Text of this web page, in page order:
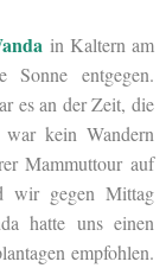
in Kaltern am
entgegen.
es an der Zeit, die
kein Wandern
Mammuttour auf
wir gegen Mittag
hatte uns einen
empfohlen.